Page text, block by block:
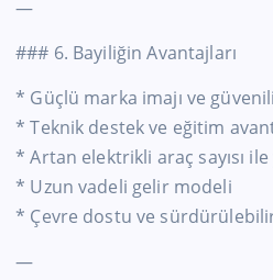
—
### 6. Bayiliğin Avantajları
* Güçlü marka imajı ve
* Teknik destek ve eğitim
* Artan elektrikli araç sayısı
* Uzun vadeli gelir modeli
* Çevre dostu ve
—